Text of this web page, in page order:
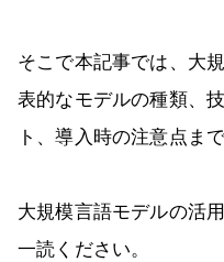
そこで本記事では、大
表的なモデルの種類、
ト、導入時の注意点ま
大規模言語モデルの活
一読ください。